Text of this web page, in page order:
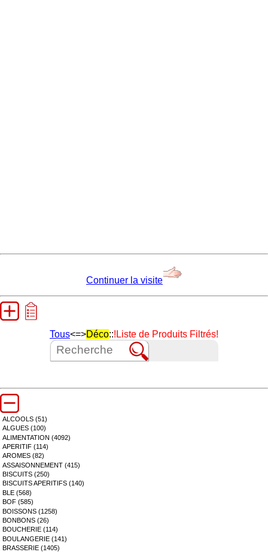
Continuer la visite
Tous<=>Déco::!Liste de Produits Filtrés!
ALCOOLS (51)
ALGUES (100)
ALIMENTATION (4092)
APERITIF (114)
AROMES (82)
ASSAISONNEMENT (415)
BISCUITS (250)
BISCUITS APERITIFS (140)
BLE (568)
BOF (585)
BOISSONS (1258)
BONBONS (26)
BOUCHERIE (114)
BOULANGERIE (141)
BRASSERIE (1405)